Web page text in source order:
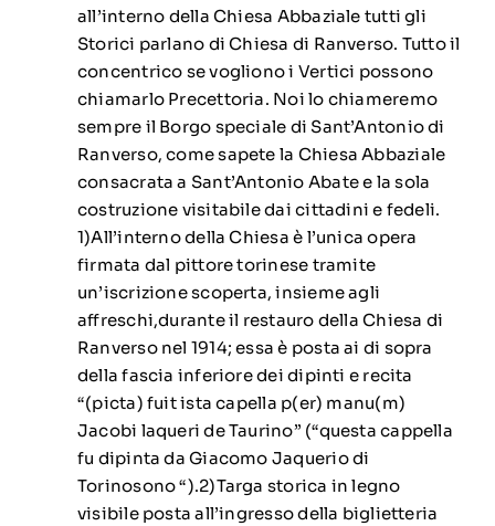
all’interno della Chiesa Abbaziale tutti gli
Storici parlano di Chiesa di Ranverso. Tutto il
concentrico se vogliono i Vertici possono
chiamarlo Precettoria. Noi lo chiameremo
sempre il Borgo speciale di Sant’Antonio di
Ranverso, come sapete la Chiesa Abbaziale
consacrata a Sant’Antonio Abate e la sola
costruzione visitabile dai cittadini e fedeli.
1)All’interno della Chiesa è l’unica opera
firmata dal pittore torinese tramite
un’iscrizione scoperta, insieme agli
affreschi,durante il restauro della Chiesa di
Ranverso nel 1914; essa è posta ai di sopra
della fascia inferiore dei dipinti e recita
“(picta) fuit ista capella p(er) manu(m)
Jacobi laqueri de Taurino” (“questa cappella
fu dipinta da Giacomo Jaquerio di
Torinosono “).2)Targa storica in legno
visibile posta all’ingresso della biglietteria